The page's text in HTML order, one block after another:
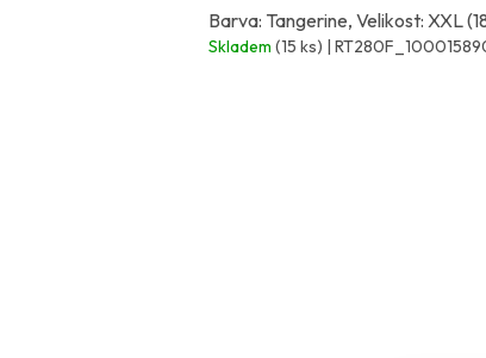
Barva: Tangerine, Velikost: XXL
Skladem (15 ks) |